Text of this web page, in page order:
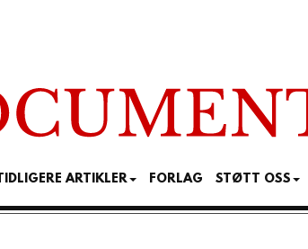
ARTIKLER FORLAG STØTT OSS